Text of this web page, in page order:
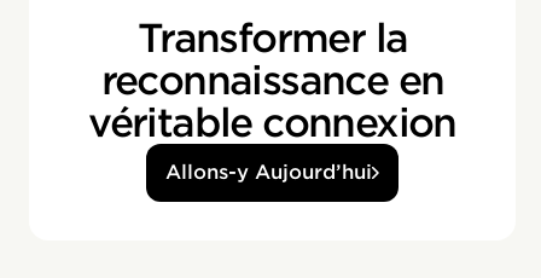
Transformer la
reconnaissance en
véritable connexion
Allons-y Aujourd’hui